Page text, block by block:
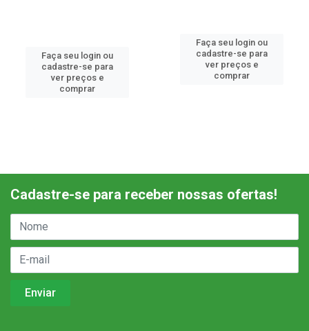
Faça seu login ou
cadastre-se para
ver preços e
comprar
Faça seu login ou
cadastre-se para
ver preços e
comprar
Cadastre-se para receber nossas ofertas!